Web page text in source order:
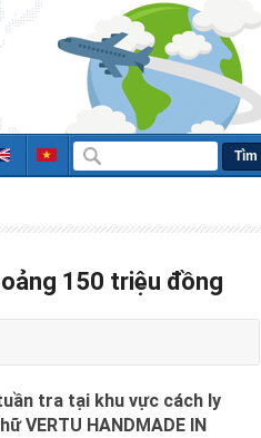
Tìm
150 triệu đồng
tra tại khu vực cách ly
VERTU HANDMADE IN